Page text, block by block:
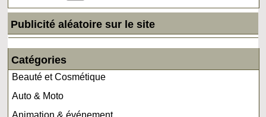
Publicité aléatoire sur le site
Catégories
Beauté et Cosmétique
Auto & Moto
Animation & événement